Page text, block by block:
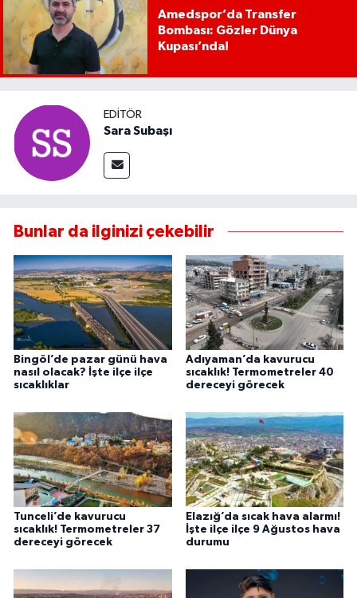
Amedspor’da Transfer
Bombası: Gözler Dünya
Kupası’nda!
EDITÖR
Sara Subaşı
Bunlar da ilginizi çekebilir
Bingöl’de pazar günü hava
nasıl olacak? İşte ilçe ilçe
sıcaklıklar
Adıyaman’da kavurucu
sıcaklık! Termometreler 40
dereceyi görecek
Tunceli’de kavurucu
sıcaklık! Termometreler 37
dereceyi görecek
Elazığ’da sıcak hava alarmı!
İşte ilçe ilçe 9 Ağustos hava
durumu